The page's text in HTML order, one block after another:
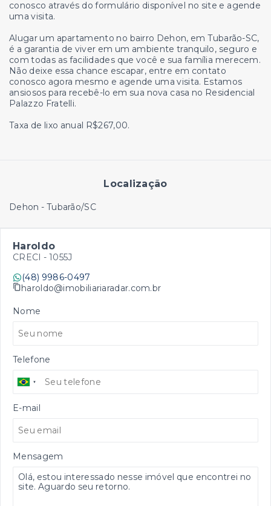
conosco através do formulário disponível no site e agende
uma visita.
Alugar um apartamento no bairro Dehon, em Tubarão-SC,
é a garantia de viver em um ambiente tranquilo, seguro e
com todas as facilidades que você e sua família merecem.
Não deixe essa chance escapar, entre em contato
conosco agora mesmo e agende uma visita. Estamos
ansiosos para recebê-lo em sua nova casa no Residencial
Palazzo Fratelli.
Taxa de lixo anual R$267,00.
Localização
Dehon - Tubarão/SC
Haroldo
CRECI - 1055J
(48) 9986-0497
haroldo@imobiliariaradar.com.br
Nome
Telefone
E-mail
Mensagem